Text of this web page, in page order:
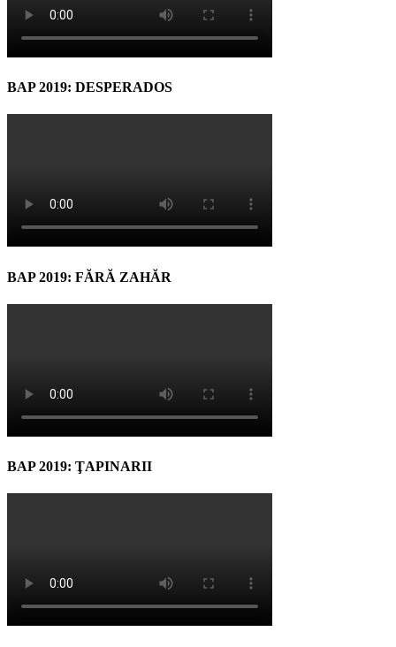
BAP 2019: DESPERADOS
BAP 2019: FĂRĂ ZAHĂR
BAP 2019: ŢAPINARII